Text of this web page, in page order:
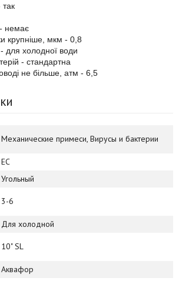
так
немає
крупніше, мкм - 0,8
для холодної води
- стандартна
не більше, атм - 6,5
Механические примеси, Вирусы и бактерии
ЕС
Угольный
3-6
Для холодной
10" SL
Аквафор